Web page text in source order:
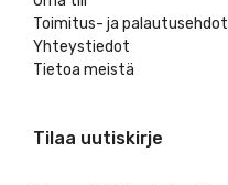
Toimitus- ja palautusehdot
Yhteystiedot
Tietoa meistä
Tilaa uutiskirje